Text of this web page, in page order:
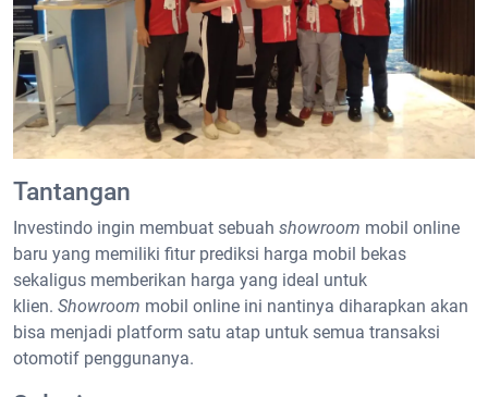
Tantangan
Investindo ingin membuat sebuah showroom mobil online
baru yang memiliki fitur prediksi harga mobil bekas
sekaligus memberikan harga yang ideal untuk
klien. Showroom mobil online ini nantinya diharapkan akan
bisa menjadi platform satu atap untuk semua transaksi
otomotif penggunanya.